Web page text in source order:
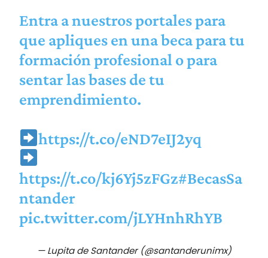
Entra a nuestros portales para
que apliques en una beca para tu
formación profesional o para
sentar las bases de tu
emprendimiento.
https://t.co/eND7eIJ2yq
https://t.co/kj6Yj5zFGz#BecasSa
ntander
pic.twitter.com/jLYHnhRhYB
— Lupita de Santander (@santanderunimx)